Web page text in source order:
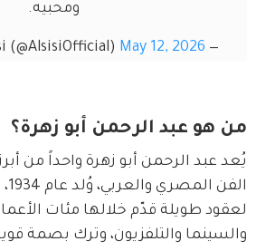
ومحبيه.
— Abdelfattah Elsisi (@AlsisiOfficial)
May 12, 2026
من هو عبد الرحمن أبو زهرة؟
يُعد عبد الرحمن أبو زهرة واحداً من
لعقود طويلة قدّم خلالها مئات
والسينما والتلفزيون، وترك بصمة